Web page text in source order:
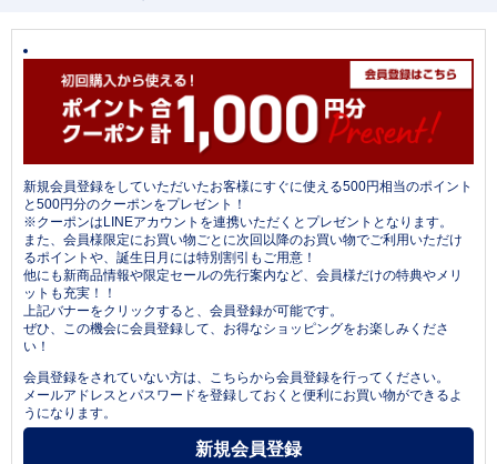
新規会員登録をしていただいたお客様にすぐに使える500円相当のポイント
と500円分のクーポンをプレゼント！
※クーポンはLINEアカウントを連携いただくとプレゼントとなります。
また、会員様限定にお買い物ごとに次回以降のお買い物でご利用いただけ
るポイントや、誕生日月には特別割引もご用意！
他にも新商品情報や限定セールの先行案内など、会員様だけの特典やメリ
ットも充実！！
上記バナーをクリックすると、会員登録が可能です。
ぜひ、この機会に会員登録して、お得なショッピングをお楽しみくださ
い！
会員登録をされていない方は、こちらから会員登録を行ってください。
メールアドレスとパスワードを登録しておくと便利にお買い物ができるよ
うになります。